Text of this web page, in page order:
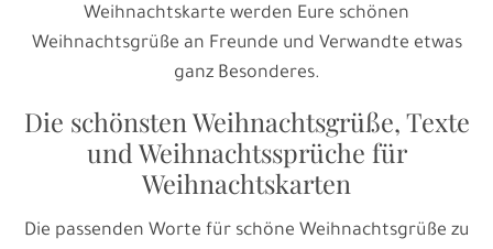
Weihnachtskarte werden Eure schönen
Weihnachtsgrüße an Freunde und Verwandte etwas
ganz Besonderes.
Die schönsten Weihnachtsgrüße, Texte
und Weihnachtssprüche für
Weihnachtskarten
Die passenden Worte für schöne Weihnachtsgrüße zu